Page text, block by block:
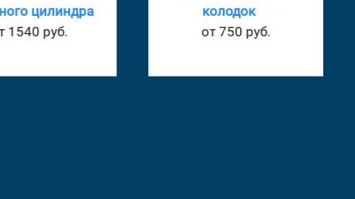
цилиндра
1540 руб.
колодок
от 750 руб.